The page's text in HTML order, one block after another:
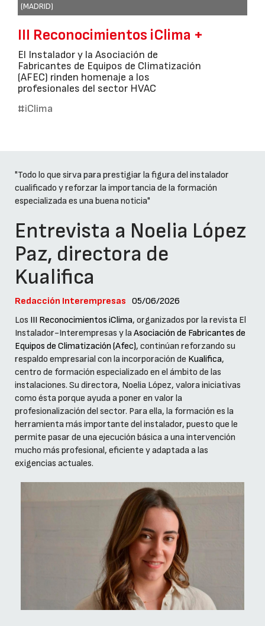
(MADRID)
III Reconocimientos iClima +
El Instalador y la Asociación de
Fabricantes de Equipos de Climatización
(AFEC) rinden homenaje a los
profesionales del sector HVAC
#iClima
"Todo lo que sirva para prestigiar la figura del instalador
cualificado y reforzar la importancia de la formación
especializada es una buena noticia"
Entrevista a Noelia López
Paz, directora de
Kualifica
Redacción Interempresas 05/06/2026
Los III Reconocimientos iClima, organizados por la revista El
Instalador-Interempresas y laAsociación de Fabricantes de
Equipos de Climatización (Afec), continúan reforzando su
respaldo empresarial con la incorporación de Kualifica,
centro de formación especializado en el ámbito de las
instalaciones. Su directora, Noelia López, valora iniciativas
como ésta porque ayuda a poner en valor la
profesionalización del sector. Para ella, la formación es la
herramienta más importante del instalador, puesto que le
permite pasar de una ejecución básica a una intervención
mucho más profesional, eficiente y adaptada a las
exigencias actuales.